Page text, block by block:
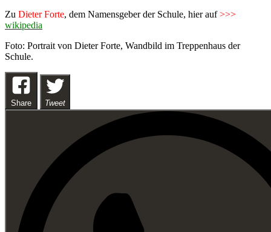
Zu Dieter Forte, dem Namensgeber der Schule, hier auf>>>
wikipedia
Foto: Portrait von Dieter Forte, Wandbild im Treppenhaus der
Schule.
Share Tweet